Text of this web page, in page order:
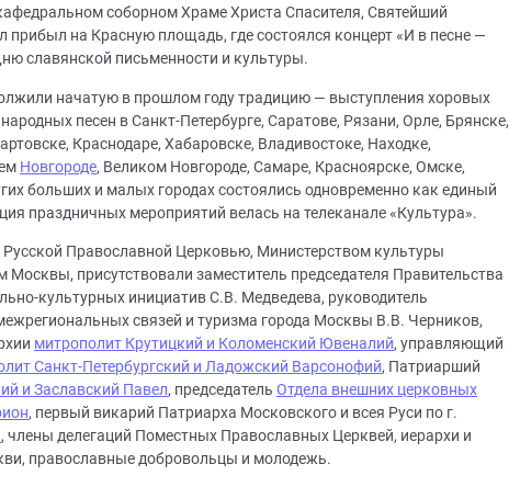
соборном Храме Христа Спасителя, Святейший
прибыл на Красную площадь, где состоялся концерт «И в песне —
славянской письменности и культуры.
начатую в прошлом году традицию ― выступления хоровых
песен в Санкт-Петербурге, Саратове, Рязани, Орле, Брянске,
Краснодаре, Хабаровске, Владивостоке, Находке,
Новгороде, Великом Новгороде, Самаре, Красноярске, Омске,
больших и малых городах состоялись одновременно как единый
праздничных мероприятий велась на телеканале «Культура».
Православной Церковью, Министерством культуры
присутствовали заместитель председателя Правительства
культурных инициатив С.В. Медведева, руководитель
связей и туризма города Москвы В.В. Черников,
митрополит Крутицкий и Коломенский Ювеналий, управляющий
Санкт-Петербургский и Ладожский Варсонофий, Патриарший
и Заславский Павел, председатель Отдела внешних церковных
, первый викарий Патриарха Московского и всея Руси по г.
, члены делегаций Поместных Православных Церквей, иерархи и
православные добровольцы и молодежь.